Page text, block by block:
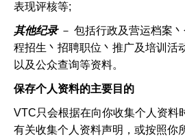
表现评核等;
其他纪录－ 包括行政及营运档案
程招生丶招聘职位丶推广及培训活
以及公众查询等资料。
保存个人资料的主要目的
VTC只会根据在向你收集个人资料
有关收集个人资料声明，或按照你